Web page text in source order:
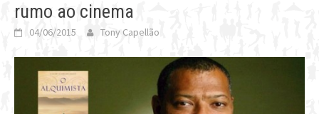
rumo ao cinema
04/06/2015 Tony Capellão